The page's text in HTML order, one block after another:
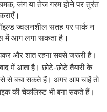
जंग या तेज गरम होने पर तुरंत
ज्वलनशील सतह पर पार्क न
में आग लगा सकता है।
और शांत रहना सबसे जरूरी है।
में आता है। छोटे-छोटे तैयारी के
से बचा सकते हैं। अगर आप चाहें तो
की चेकलिस्ट भी बना सकते हैं।